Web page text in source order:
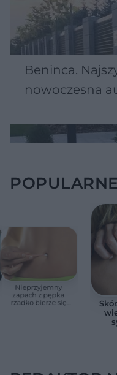
Beninca.
nowoczesna
Nieprzyjemny
zapach z pępka
rzadko bierze się